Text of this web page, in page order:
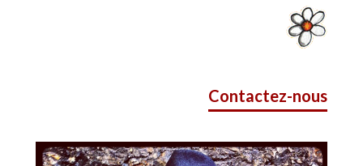
Contactez-nous